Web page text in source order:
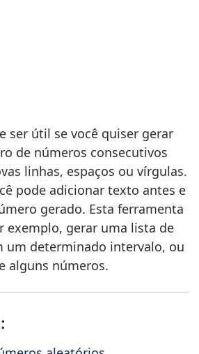
ser útil se você quiser gerar
de números consecutivos
linhas, espaços ou vírgulas.
pode adicionar texto antes e
gerado. Esta ferramenta
exemplo, gerar uma lista de
um determinado intervalo, ou
alguns números.